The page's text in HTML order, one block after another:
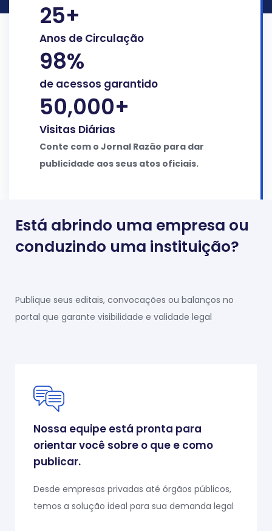
25+
Anos de Circulação
98%
de acessos garantido
50,000+
Visitas Diárias
Conte com o Jornal Razão para dar
publicidade aos seus atos oficiais.
Está abrindo uma empresa ou
conduzindo uma instituição?
Publique seus editais, convocações ou balanços no
portal que garante visibilidade e validade legal
Nossa equipe está pronta para
orientar você sobre o que e como
publicar.
Desde empresas privadas até órgãos públicos,
temos a solução ideal para sua demanda legal